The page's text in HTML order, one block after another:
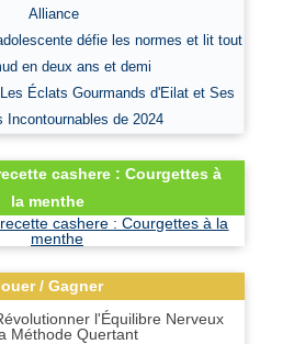
Alliance
défie les normes et lit tout
en deux ans et demi
Éclats Gourmands d'Eilat et Ses
Incontournables de 2024
cashere : Courgettes à
la menthe
/ Gagner
l'Équilibre Nerveux
Méthode Quertant